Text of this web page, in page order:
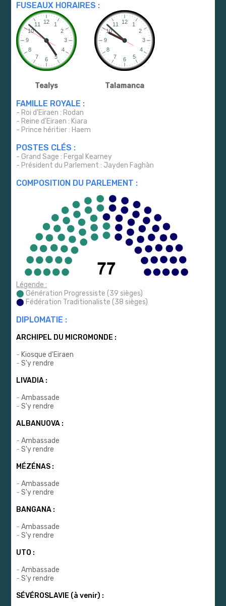
FUSEAUX HORAIRES :
Tealys Talamanca
FAMILLE ROYALE :
- Roi d'Eiraen : Rodan
- Reine d'Eiraen : Kiara
- Prince héritier : Haem
POSTES CLÉS :
- Grand Sage : Fergal Kearney
- Président du Parlement : Jayden Faghàn
COMPOSITION DU PARLEMENT :
Légende :
⬤ Génération Progressiste (39 sièges)
⬤ Fédération Traditionaliste (38 sièges)
DIPLOMATIE :
ARCHIPEL DU MICROMONDE :
- Kiosque d'Eiraen
-S'y rendre
LIVADIA :
-Ambassade
-S'y rendre
ALBANUOVA :
-Ambassade
-S'y rendre
MÉZÉNAS :
-Ambassade
-S'y rendre
BANGANA :
-Ambassade
-S'y rendre
UTO :
-Ambassade
-S'y rendre
SÉVÉROSLAVIE (à venir) :